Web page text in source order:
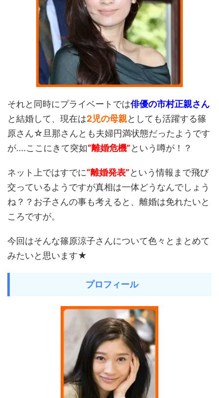
それと同時にプライベートでは俳優の市村正親さん
と結婚して、現在は2児の母親としても活躍する篠
原さん☆旦那さんとも夫婦円満状態だったようです
が....ここにきて突如“離婚危機”という噂が！？
ネット上ではすでに“離婚発表”という情報まで飛び
交っているようですが真相は一体どうなんでしょう
ね？？お子さんの事も考えると、離婚は免れたいと
ころですが。
今回はそんな篠原涼子さんについて色々とまとめて
みたいと思います★
プロフィール